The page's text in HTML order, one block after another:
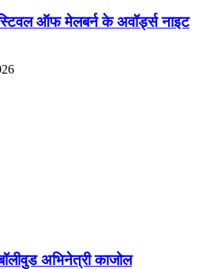
ऑफ मेलबर्न के अवॉर्ड्स नाइट
अभिनेत्री काजोल